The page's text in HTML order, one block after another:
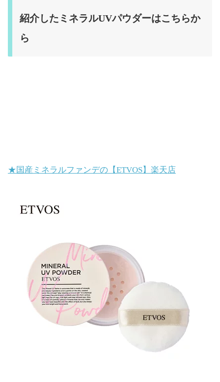
紹介したミネラルUVパウダーはこちらか
ら
★国産ミネラルファンデの【ETVOS】楽天店